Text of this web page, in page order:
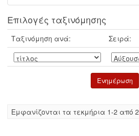
Επιλογές ταξινόμησης
Ταξινόμηση ανά: Σειρά:
Eμφανίζονται τα τεκμήρια 1-2 από 2